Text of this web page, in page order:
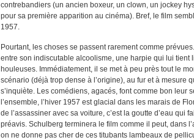
contrebandiers (un ancien boxeur, un clown, un jockey
pour sa première apparition au cinéma). Bref, le film
1957.
Pourtant, les choses se passent rarement comme
entre son indiscutable alcoolisme, une harpie qui lui
houleuses. Immédiatement, il se met à peu près tout le
scénario (déjà trop dense à l’origine), au fur et à mesure
s’inquiète. Les comédiens, agacés, font comme bon
l’ensemble, l’hiver 1957 est glacial dans les marais de
de l’assassiner avec sa voiture, c’est la goutte d’eau qui
préavis. Schulberg terminera le film comme il peut, dans
on ne donne pas cher de ces titubants lambeaux de